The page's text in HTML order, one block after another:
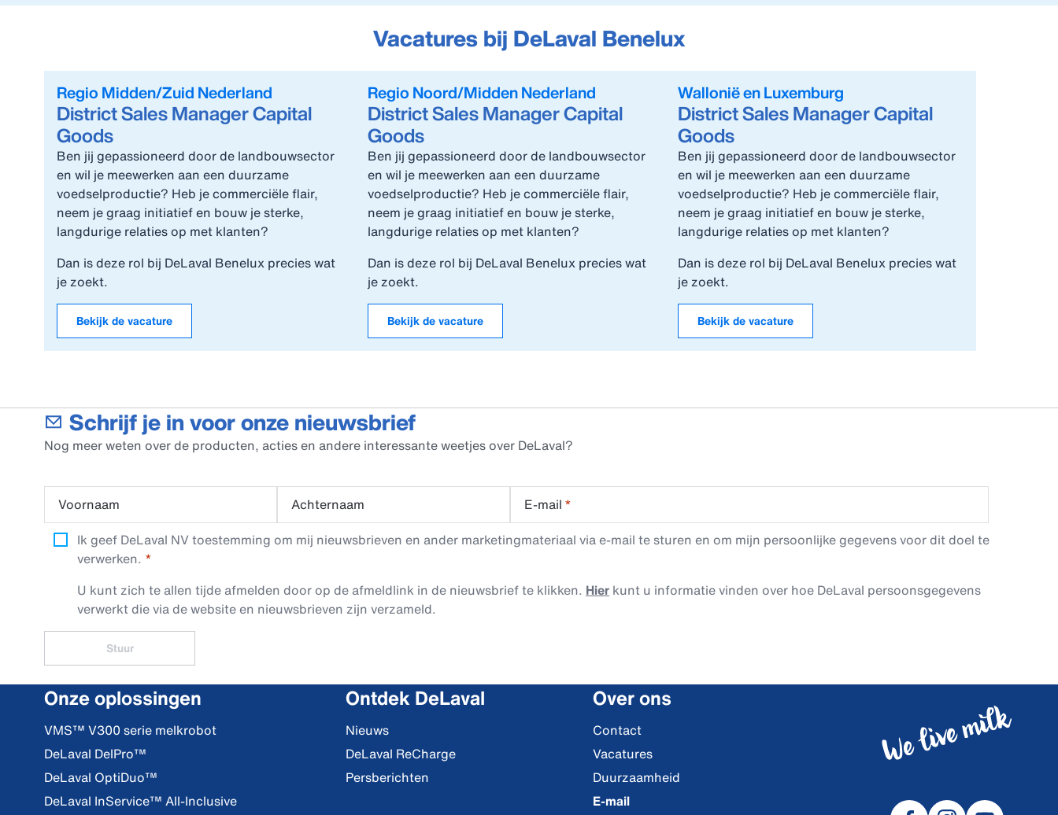
Vacatures bij DeLaval Benelux
Regio Midden/Zuid Nederland
District Sales Manager Capital
Goods
Ben jij gepassioneerd door de landbouwsector
en wil je meewerken aan een duurzame
voedselproductie? Heb je commerciële flair,
neem je graag initiatief en bouw je sterke,
langdurige relaties op met klanten?
Dan is deze rol bij DeLaval Benelux precies wat
je zoekt.
Bekijk de vacature
Regio Noord/Midden Nederland
District Sales Manager Capital
Goods
Ben jij gepassioneerd door de landbouwsector
en wil je meewerken aan een duurzame
voedselproductie? Heb je commerciële flair,
neem je graag initiatief en bouw je sterke,
langdurige relaties op met klanten?
Dan is deze rol bij DeLaval Benelux precies wat
je zoekt.
Bekijk de vacature
Wallonië en Luxemburg
District Sales Manager Capital
Goods
Ben jij gepassioneerd door de landbouwsector
en wil je meewerken aan een duurzame
voedselproductie? Heb je commerciële flair,
neem je graag initiatief en bouw je sterke,
langdurige relaties op met klanten?
Dan is deze rol bij DeLaval Benelux precies wat
je zoekt.
Bekijk de vacature
Schrijf je in voor onze nieuwsbrief
Nog meer weten over de producten, acties en andere interessante weetjes over DeLaval?
Voornaam Achternaam E-mail *
Ik geef DeLaval NV toestemming om mij nieuwsbrieven en ander marketingmateriaal via e-mail te sturen en om mijn persoonlijke gegevens voor dit doel te
verwerken.
U kunt zich te allen tijde afmelden door op de afmeldlink in de nieuwsbrief te klikken. Hier kunt u informatie vinden over hoe DeLaval persoonsgegevens
verwerkt die via de website en nieuwsbrieven zijn verzameld.
Stuur
Onze oplossingen
VMS™ V300 serie melkrobot
DeLaval DelPro™
DeLaval OptiDuo™
DeLaval InService™ All-Inclusive
Ontdek DeLaval
Nieuws
DeLaval ReCharge
Persberichten
Over ons
Contact
Vacatures
Duurzaamheid
E-mail